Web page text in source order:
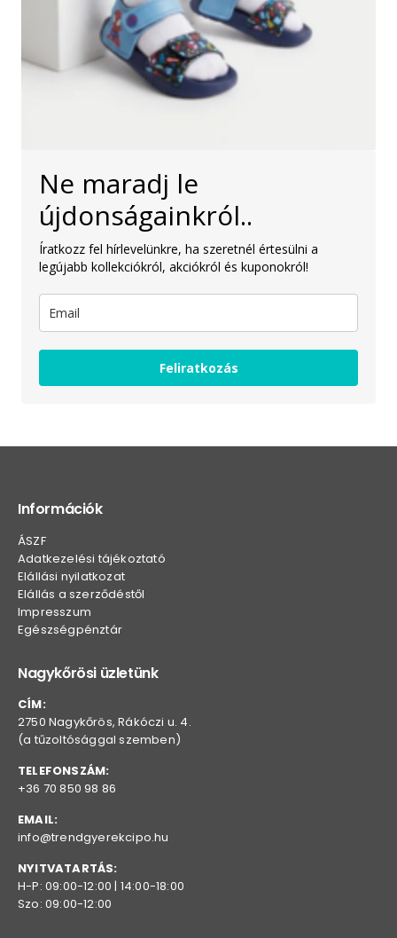
Ne maradj le
újdonságainkról..
Íratkozz fel hírlevelünkre, ha szeretnél értesülni a
legújabb kollekciókról, akciókról és kuponokról!
Feliratkozás
Információk
ÁSZF
Adatkezelési tájékoztató
Elállási nyilatkozat
Elállás a szerződéstől
Impresszum
Egészségpénztár
Nagykőrösi üzletünk
CÍM:
2750 Nagykőrös, Rákóczi u. 4.
(a tűzoltósággal szemben)
TELEFONSZÁM:
+36 70 850 98 86
EMAIL:
info@trendgyerekcipo.hu
NYITVATARTÁS:
H-P: 09:00-12:00 | 14:00-18:00
Szo: 09:00-12:00